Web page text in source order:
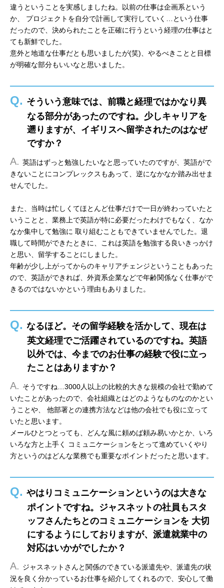
違うということを実感しましたね。以前の仕事は企画系という
か、 プロジェクトを自分で計画して実行していく…という仕事
だったので、決められたことを正確に行うという経理の仕事はと
ても新鮮でした。
意外と地道な仕事だとも思いましたが(笑)、やるべきことと目標
が明確な部分もいいなと思いました。
Q. そういう意味では、前職と経理ではかなり異
なる部分があったのですね。少しキャリアを
遡りますが、イギリスへ留学されたのはなぜ
ですか？
A. 英語はずっと勉強したいなと思っていたのですが、英語がで
きないことにコンプレックスもあって、逆になかなか踏み出せま
せんでした。
また、当時は忙しくてほとんど仕事だけで一日が終わっていたと
いうことと、業務上で英語が特に必要だったわけでもなく、なか
なか集中して勉強に 取り組むこともできていませんでした。退
職して時間ができたときに、これは英語を勉強する良いきっかけ
と思い、留学することにしました。
年齢が少し上がってからのキャリアチェンジということもあった
ので、英語ができれば、外資系企業などで年齢関係なく仕事がで
きるのではないかという理由もありました。
Q. なるほど。その留学経験を活かして、現在は
英文経理でご活躍されているのですね。英語
以外では、今までのお仕事の経験で役に立っ
たことはありますか？
A. そうですね…3000人以上の比較的大きな規模の会社で勤めて
いたことがあったので、会社組織とはどのようなものなのかとい
うことや、 他部署との連携方法などは他の会社でも役に立って
いたと思います。
メールひとつとっても、どんな風に頼めば頼み易いかとか、いろ
いろな方と上手く コミュニケーションをとって進めていくやり
方というのはどんな業務でも重要なポイントだったと思います。
Q. やはりコミュニケーションというのは大きな
ポイントですね。ジャスネットの社員もスタ
ッフさんたちとのコミュニケーションを 大切
にするようにしておりますが、派遣就業中の
対応はいかがでしたか？
A. ジャスネットさんと関係のできている派遣先や、派遣先の状
況を良く分かっているお仕事を紹介してくれるので、安心して働